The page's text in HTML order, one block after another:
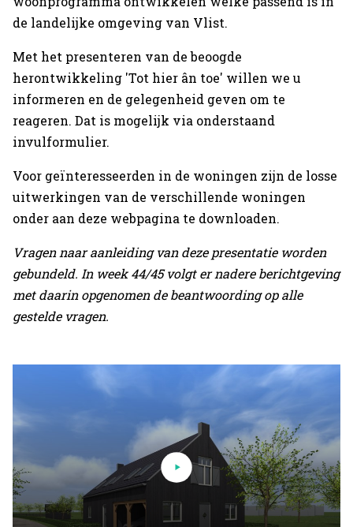
de landelijke omgeving van Vlist.
Met het presenteren van de beoogde
herontwikkeling 'Tot hier ân toe' willen we u
informeren en de gelegenheid geven om te
reageren. Dat is mogelijk via onderstaand
invulformulier.
Voor geïnteresseerden in de woningen zijn de losse
uitwerkingen van de verschillende woningen
onder aan deze webpagina te downloaden.
Vragen naar aanleiding van deze presentatie worden
gebundeld. In week 44/45 volgt er nadere berichtgeving
met daarin opgenomen de beantwoording op alle
gestelde vragen.